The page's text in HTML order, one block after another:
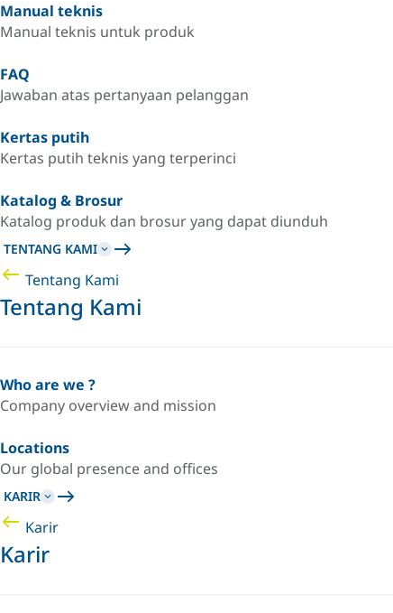
Manual teknis
Manual teknis untuk produk
FAQ
Jawaban atas pertanyaan pelanggan
Kertas putih
Kertas putih teknis yang terperinci
Katalog & Brosur
Katalog produk dan brosur yang dapat diunduh
TENTANG KAMI
Tentang Kami
Tentang Kami
Who are we ?
Company overview and mission
Locations
Our global presence and offices
KARIR
Karir
Karir